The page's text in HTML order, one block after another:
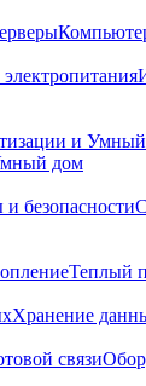
дом
Теплый
Хранение